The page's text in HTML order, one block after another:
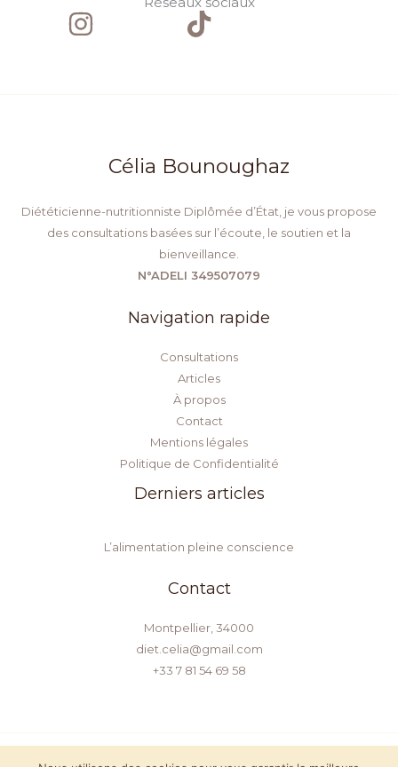
Célia Bounoughaz
Diététicienne-nutritionniste Diplômée d’État, je vous propose
des consultations basées sur l’écoute, le soutien et la
bienveillance.
N°ADELI 349507079
Navigation rapide
Consultations
Articles
À propos
Contact
Mentions légales
Politique de Confidentialité
Derniers articles
L’alimentation pleine conscience
Contact
Montpellier, 34000
diet.celia@gmail.com
+33 7 81 54 69 58